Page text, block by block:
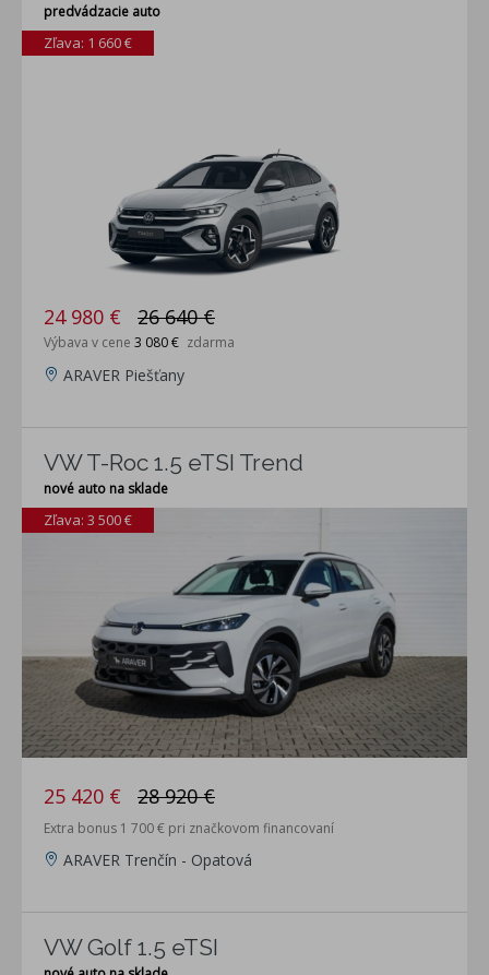
predvádzacie auto
Zľava: 1 660 €
24 980 € 26 640 €
Výbava v cene 3 080 € zdarma
ARAVER Piešťany
VW T-Roc 1.5 eTSI Trend
nové auto na sklade
Zľava: 3 500 €
25 420 € 28 920 €
Extra bonus 1 700 € pri značkovom financovaní
ARAVER Trenčín - Opatová
VW Golf 1.5 eTSI